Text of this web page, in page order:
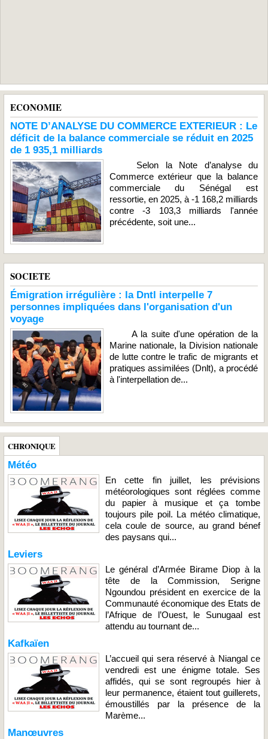
ECONOMIE
NOTE D’ANALYSE DU COMMERCE EXTERIEUR : Le
déficit de la balance commerciale se réduit en 2025
de 1 935,1 milliards
Selon la Note d’analyse du
Commerce extérieur que la balance
commerciale du Sénégal est
ressortie, en 2025, à -1 168,2 milliards
contre -3 103,3 milliards l'année
précédente, soit une...
SOCIETE
Émigration irrégulière : la Dntl interpelle 7
personnes impliquées dans l'organisation d'un
voyage
A la suite d'une opération de la
Marine nationale, la Division nationale
de lutte contre le trafic de migrants et
pratiques assimilées (Dnlt), a procédé
à l'interpellation de...
CHRONIQUE
Météo
En cette fin juillet, les prévisions
météorologiques sont réglées comme
du papier à musique et ça tombe
toujours pile poil. La météo climatique,
cela coule de source, au grand bénef
des paysans qui...
Leviers
Le général d’Armée Birame Diop à la
tête de la Commission, Serigne
Ngoundou président en exercice de la
Communauté économique des Etats de
l’Afrique de l’Ouest, le Sunugaal est
attendu au tournant de...
Kafkaïen
L’accueil qui sera réservé à Niangal ce
vendredi est une énigme totale. Ses
affidés, qui se sont regroupés hier à
leur permanence, étaient tout guillerets,
émoustillés par la présence de la
Marème...
Manœuvres